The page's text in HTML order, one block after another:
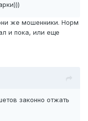
же мошенники. Норм
и пока, или еще
законно отжать